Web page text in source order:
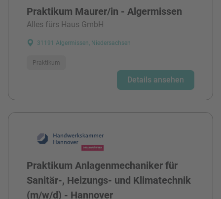
Praktikum Maurer/in - Algermissen
Alles fürs Haus GmbH
31191 Algermissen, Niedersachsen
Praktikum
Details ansehen
Praktikum Anlagenmechaniker für
Sanitär-, Heizungs- und Klimatechnik
(m/w/d) - Hannover